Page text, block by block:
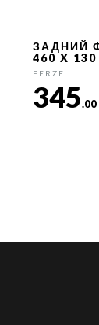
ЗАДНИЙ
460 X
FERZE
345.00